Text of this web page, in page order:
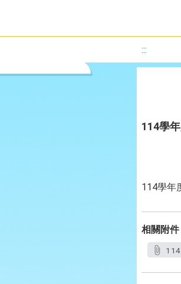
:::
114學
114學年
相關附件